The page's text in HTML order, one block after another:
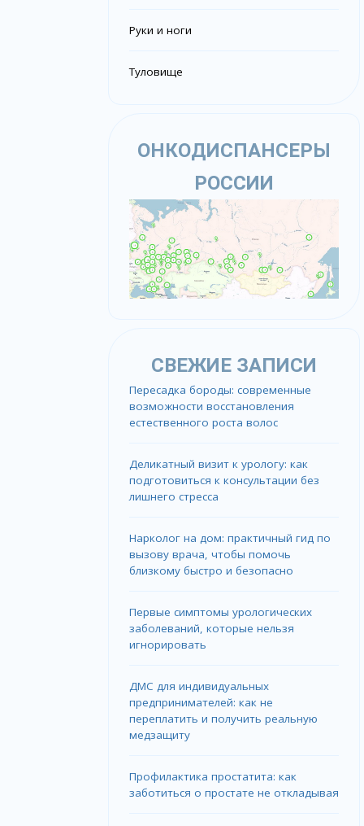
Руки и ноги
Туловище
ОНКОДИСПАНСЕРЫ
РОССИИ
СВЕЖИЕ ЗАПИСИ
Пересадка бороды: современные
возможности восстановления
естественного роста волос
Деликатный визит к урологу: как
подготовиться к консультации без
лишнего стресса
Нарколог на дом: практичный гид по
вызову врача, чтобы помочь
близкому быстро и безопасно
Первые симптомы урологических
заболеваний, которые нельзя
игнорировать
ДМС для индивидуальных
предпринимателей: как не
переплатить и получить реальную
медзащиту
Профилактика простатита: как
заботиться о простате не откладывая